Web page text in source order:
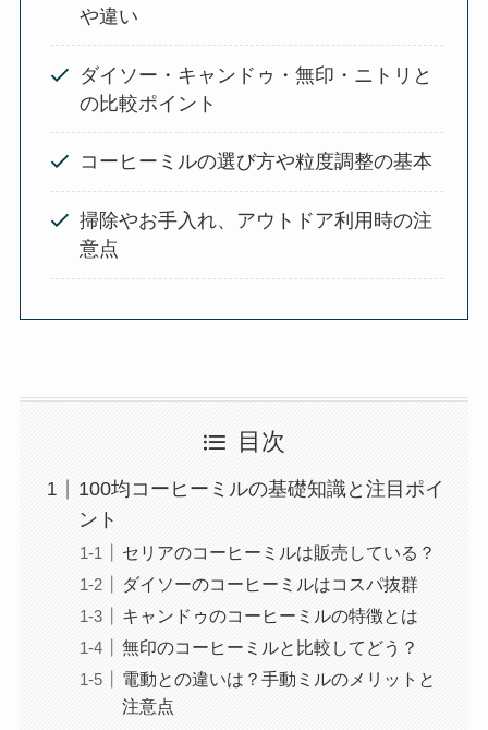
や違い
ダイソー・キャンドゥ・無印・ニトリと
の比較ポイント
コーヒーミルの選び方や粒度調整の基本
掃除やお手入れ、アウトドア利用時の注
意点
目次
100均コーヒーミルの基礎知識と注目ポイ
ント
セリアのコーヒーミルは販売している？
ダイソーのコーヒーミルはコスパ抜群
キャンドゥのコーヒーミルの特徴とは
無印のコーヒーミルと比較してどう？
電動との違いは？手動ミルのメリットと
注意点